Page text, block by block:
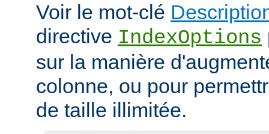
Voir le mot-clé
directive IndexOptions
sur la manière
colonne, ou pour
de taille illimitée.